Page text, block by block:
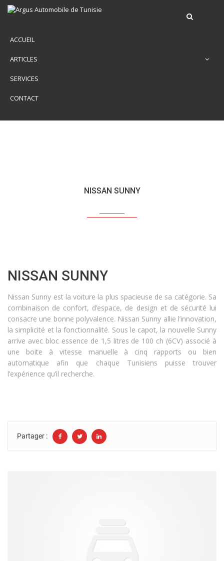
ACCUEIL
ARTICLES
SERVICES
CONTACT
NISSAN SUNNY
NISSAN SUNNY
Nissan Sunny est la voiture la plus spacieuse de sa catégorie. Sa
combinaison de confort, d’espace, de design et de sécurité lui
consacre une bonne polyvalence. Nissan Sunny allie l’innovation,
la simplicité et la fonctionnalité. Sous le capot, la nouvelle Sunny
arrive avec bloc essence de 1,5 litres de 100 ch (6CV) associé à
une boite à vitesse manuelle à cinq rapports ou bien
automatique afin que chaque Tunisiens puisse trouver
l’expérience qu’il recherche.
Partager :